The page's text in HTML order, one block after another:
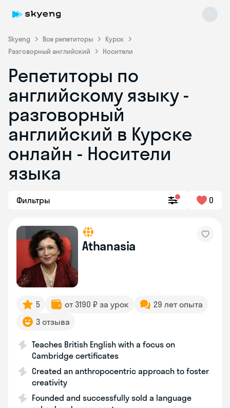
Skyeng Все репетиторы
Курск
Разговорный английский
Носители
Репетиторы по
английскому языку -
разговорный
английский в Курске
онлайн - Носители
языка
Фильтры 0
Athanasia
5 от 3190 ₽ за урок
29 лет опыта
3 отзыва
Teaches British English with a focus on
Cambridge certificates
Created an anthropocentric approach to foster
creativity
Founded and successfully sold a language
Skyeng Chat